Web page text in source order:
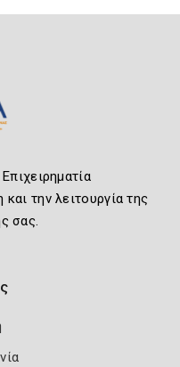
την λειτουργία της
σας.